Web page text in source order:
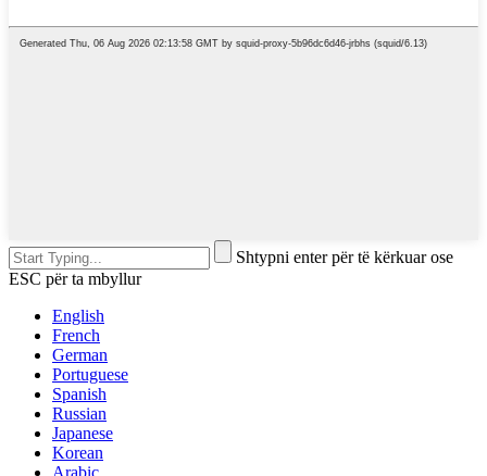
Shtypni enter për të kërkuar ose
ESC për ta mbyllur
English
French
German
Portuguese
Spanish
Russian
Japanese
Korean